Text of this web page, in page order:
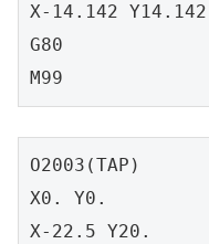
X-14.142 Y14.142
G80
M99
O2003(TAP)
X0. Y0.
X-22.5 Y20.